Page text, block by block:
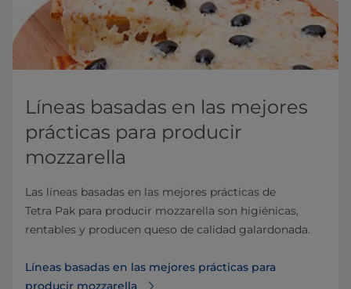
Líneas basadas en las mejores
prácticas para producir
mozzarella
Las líneas basadas en las mejores prácticas de
Tetra Pak para producir mozzarella son higiénicas,
rentables y producen queso de calidad galardonada.
Líneas basadas en las mejores prácticas para
producir mozzarella